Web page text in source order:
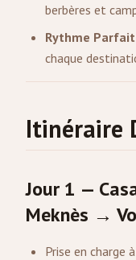
berbères et
Rythme Parfait
chaque
Itinéraire
Jour 1 —
Meknès →
Prise en charge